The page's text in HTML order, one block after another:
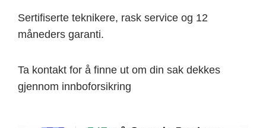
Sertifiserte teknikere, rask service og 12
måneders garanti.
Ta kontakt for å finne ut om din sak dekkes
gjennom innboforsikring